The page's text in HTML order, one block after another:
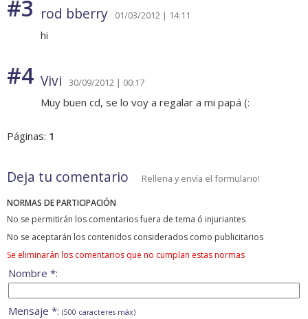
#3 rod bberry 01/03/2012 | 14:11
hi
#4 Vivi 30/09/2012 | 00:17
Muy buen cd, se lo voy a regalar a mi papá (:
Páginas: 1
Deja tu comentario Rellena y envía el formulario!
NORMAS DE PARTICIPACIÓN
No se permitirán los comentarios fuera de tema ó injuriantes
No se aceptarán los contenidos considerados como publicitarios
Se eliminarán los comentarios que no cumplan estas normas
Nombre *:
Mensaje *: (500 caracteres máx)